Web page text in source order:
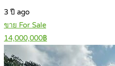
3 ปี ago
ขาย For Sale
14,000,000฿